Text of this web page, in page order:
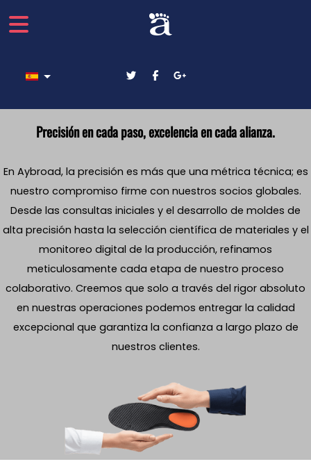
Seleccione su idioma
Precisión en cada paso, excelencia en cada alianza.
En Aybroad, la precisión es más que una métrica técnica; es
nuestro compromiso firme con nuestros socios globales.
Desde las consultas iniciales y el desarrollo de moldes de
alta precisión hasta la selección científica de materiales y el
monitoreo digital de la producción, refinamos
meticulosamente cada etapa de nuestro proceso
colaborativo. Creemos que solo a través del rigor absoluto
en nuestras operaciones podemos entregar la calidad
excepcional que garantiza la confianza a largo plazo de
nuestros clientes.